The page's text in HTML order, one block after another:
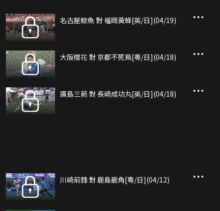
名古屋鯨魚 對 福岡黃蜂[英/日](04/19)
大阪櫻花 對 京都不死鳥[粵/日](04/18)
廣島三箭 對 長崎成功丸[英/日](04/18)
川崎前鋒 對 鹿島鹿角[粵/日](04/12)